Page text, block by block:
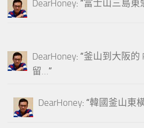
DearHoney: “富士山三島東
DearHoney: “釜山到大阪的
留…”
DearHoney: “韓國釜山東